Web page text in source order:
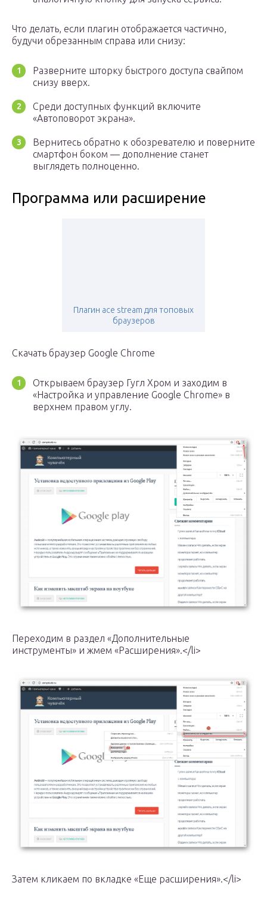
Что делать, если плагин отображается частично,
будучи обрезанным справа или снизу:
Разверните шторку быстрого доступа свайпом
снизу вверх.
Среди доступных функций включите
«Автоповорот экрана».
Вернитесь обратно к обозревателю и поверните
смартфон боком — дополнение станет
выглядеть полноценно.
Программа или расширение
Плагин ace stream для топовых
браузеров
Скачать браузер Google Chrome
Открываем браузер Гугл Хром и заходим в
«Настройка и управление Google Chrome» в
верхнем правом углу.
Переходим в раздел «Дополнительные
инструменты» и жмем «Расширения».</li>
Затем кликаем по вкладке «Еще расширения».</li>